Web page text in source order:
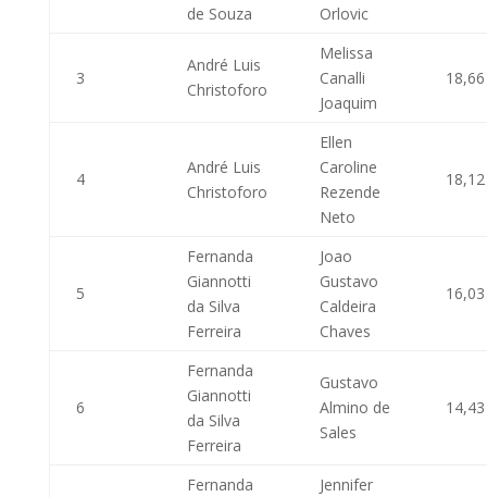
de Souza
Orlovic
3
André Luis
Christoforo
Melissa
Canalli
Joaquim
18,66
4
André Luis
Christoforo
Ellen
Caroline
Rezende
Neto
18,12
5
Fernanda
Giannotti
da Silva
Ferreira
Joao
Gustavo
Caldeira
Chaves
16,03
6
Fernanda
Giannotti
da Silva
Ferreira
Gustavo
Almino de
Sales
14,43
Fernanda
Jennifer